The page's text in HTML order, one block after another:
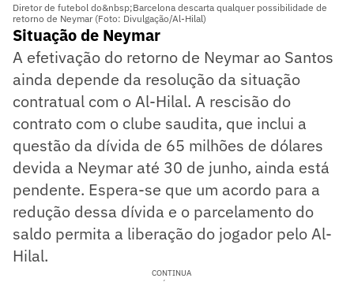
Diretor de futebol do&nbsp;Barcelona descarta qualquer possibilidade de
retorno de Neymar (Foto: Divulgação/Al-Hilal)
Situação de Neymar
A efetivação do retorno de Neymar ao Santos
ainda depende da resolução da situação
contratual com o Al-Hilal. A rescisão do
contrato com o clube saudita, que inclui a
questão da dívida de 65 milhões de dólares
devida a Neymar até 30 de junho, ainda está
pendente. Espera-se que um acordo para a
redução dessa dívida e o parcelamento do
saldo permita a liberação do jogador pelo Al-
Hilal.
CONTINUA